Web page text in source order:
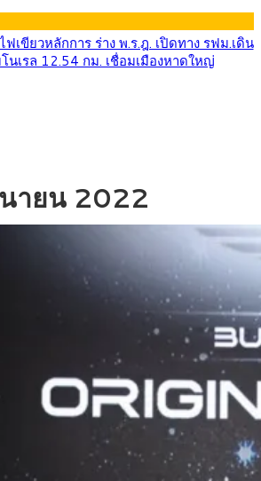
ฟเขียวหลักการ ร่าง พ.ร.ฎ. เปิดทาง รฟม.เดิน
นเรล 12.54 กม. เชื่อมเมืองหาดใหญ่
เสนอทบทวนจัดสรรงบให้สอดคล้องภาระ
มูลจ้างงานสหรัฐฯ
ติ” เปิดเครื่องยนต์เศรษฐกิจใหม่ของไทย
อโครงสร้างเศรษฐกิจ ดันไทยโตเต็ม
เงียบใกล้ตัวเด็ก LSD “แสตมป์เมา” ยาเสพ
กร เตือนผู้ปกครองเฝ้าระวัง หลังยึดล็อต
รุงศรี คาดเงินบาทสัปดาห์นี้ (27–31 ก.ค.
33.40-34.00 มองเฟดคงดอกเบี้ย
ายน 2022